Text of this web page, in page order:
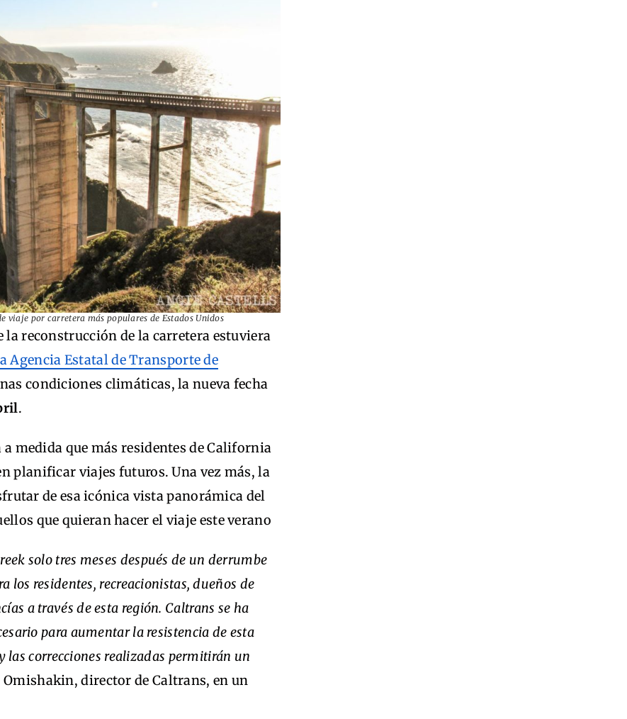
por carretera más populares de Estados Unidos
la reconstrucción de la carretera estuviera
Agencia Estatal de Transporte de
condiciones climáticas, la nueva fecha
.
medida que más residentes de California
planificar viajes futuros. Una vez más, la
de esa icónica vista panorámica del
que quieran hacer el viaje este verano
solo tres meses después de un derrumbe
los residentes, recreacionistas, dueños de
a través de esta región. Caltrans se ha
para aumentar la resistencia de esta
las correcciones realizadas permitirán un
Omishakin, director de Caltrans, en un